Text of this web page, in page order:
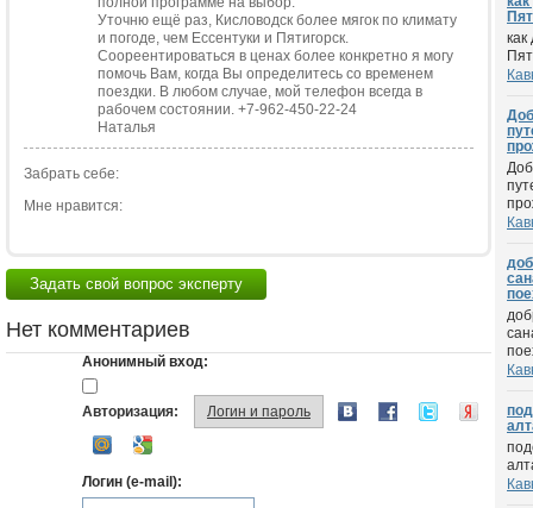
Уточню ещё раз, Кисловодск более мягок по климату
и погоде, чем Ессентуки и Пятигорск.
Соореентироваться в ценах более конкретно я могу
помочь Вам, когда Вы определитесь со временем
поездки. В любом случае, мой телефон всегда в
рабочем состоянии. +7-962-450-22-24
Наталья
Забрать себе:
Мне нравится:
Задать свой вопрос эксперту
Нет комментариев
Анонимный вход:
Авторизация: Логин и пароль
Логин (e-mail):